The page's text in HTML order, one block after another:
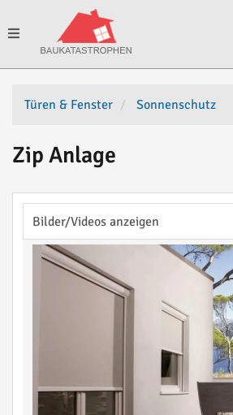
Toggle
navigation
Türen & Fenster Sonnenschutz
Zip Anlage
Bilder/Videos anzeigen